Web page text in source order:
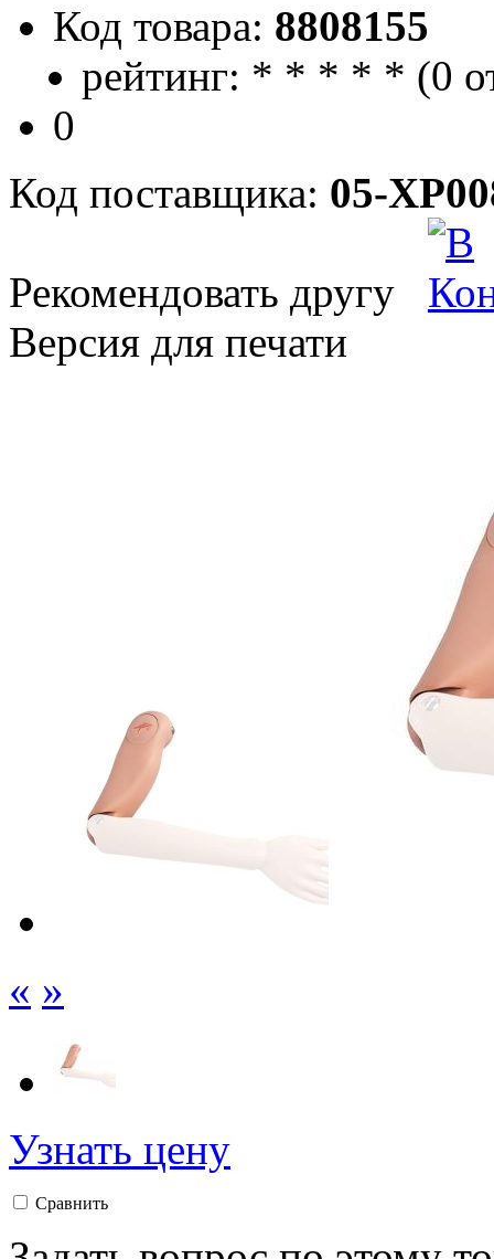
Код товара: 8808155
рейтинг: * * * * * (0
0
Код поставщика: 05-
Рекомендовать другу
Версия для печати
« »
Узнать цену
Сравнить